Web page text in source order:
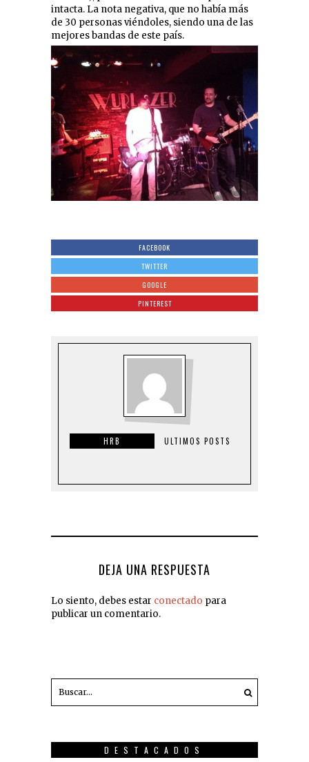
intacta. La nota negativa, que no había más
de 30 personas viéndoles, siendo una de las
mejores bandas de este país.
FACEBOOK
TWITTER
GOOGLE
PINTEREST
HRB ULTIMOS POSTS
DEJA UNA RESPUESTA
Lo siento, debes estar conectado para
publicar un comentario.
DESTACADOS